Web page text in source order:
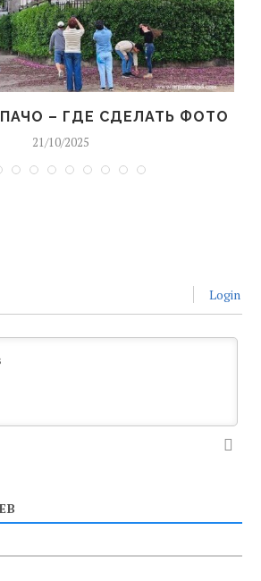
– ГДЕ СДЕЛАТЬ ФОТО
21/10/2025
Login